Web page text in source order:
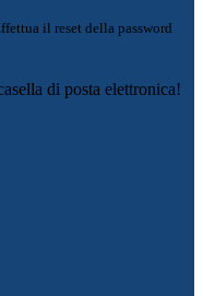
il reset della password
di posta elettronica!